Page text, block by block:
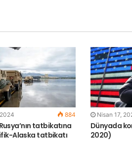
884
tatbikatına
Alaska tatbikatı
Nisan 17,
Dünyada
2020)